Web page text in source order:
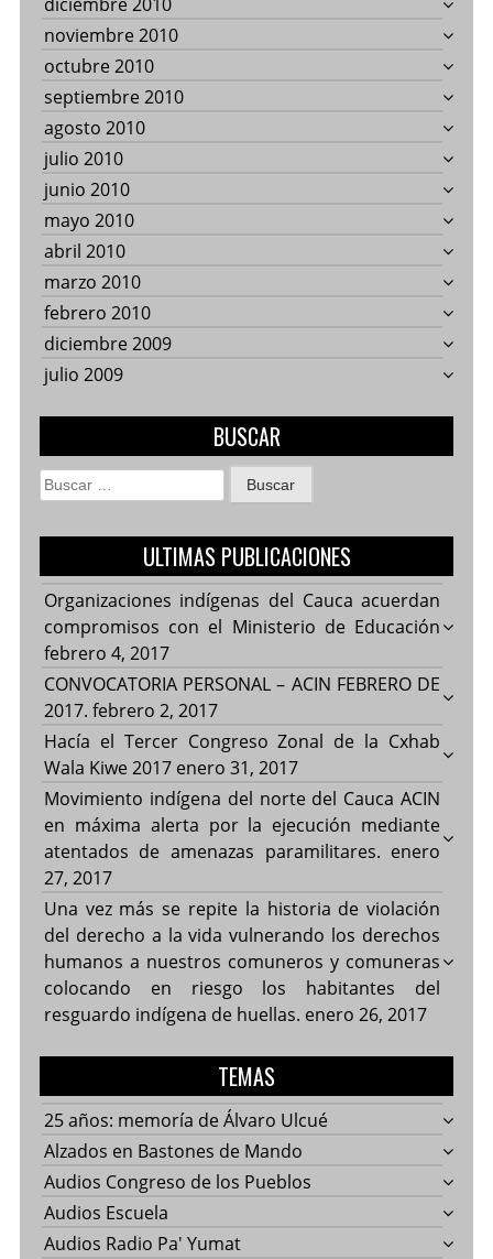
noviembre 2010
octubre 2010
septiembre 2010
agosto 2010
julio 2010
junio 2010
mayo 2010
abril 2010
marzo 2010
febrero 2010
diciembre 2009
julio 2009
BUSCAR
Buscar:
ULTIMAS PUBLICACIONES
Organizaciones indígenas del Cauca acuerdan
compromisos con el Ministerio de Educación
febrero 4, 2017
CONVOCATORIA PERSONAL – ACIN FEBRERO DE
2017. febrero 2, 2017
Hacía el Tercer Congreso Zonal de la Cxhab
Wala Kiwe 2017 enero 31, 2017
Movimiento indígena del norte del Cauca ACIN
en máxima alerta por la ejecución mediante
atentados de amenazas paramilitares. enero
27, 2017
Una vez más se repite la historia de violación
del derecho a la vida vulnerando los derechos
humanos a nuestros comuneros y comuneras
colocando en riesgo los habitantes del
resguardo indígena de huellas. enero 26, 2017
TEMAS
25 años: memoría de Álvaro Ulcué
Alzados en Bastones de Mando
Audios Congreso de los Pueblos
Audios Escuela
Audios Radio Pa' Yumat